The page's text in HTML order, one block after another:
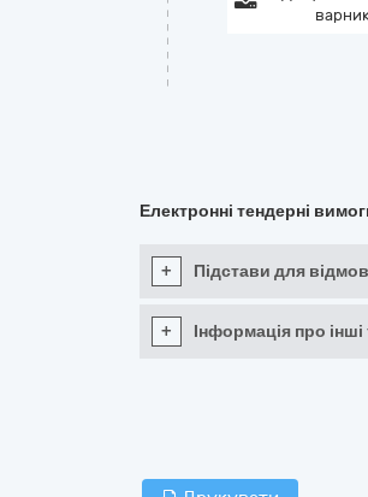
Електронні тендерні
+ Підстави для
+ Інформація про інші